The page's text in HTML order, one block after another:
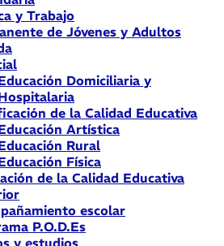
y Trabajo
de Jóvenes y Adultos
Domiciliaria y
de la Calidad Educativa
Artística
Rural
Física
de la Calidad Educativa
escolar
P.O.D.Es
y estudios